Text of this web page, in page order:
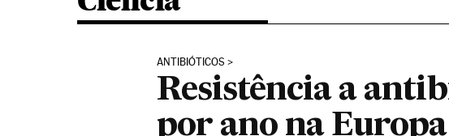
ANTIBIÓTICOS
Resistência a
por ano na Europa